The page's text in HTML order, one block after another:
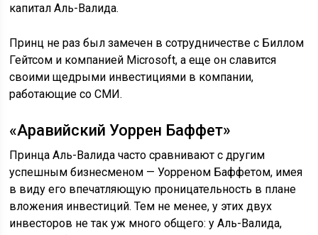
капитал Аль-Валида.
Принц не раз был замечен в сотрудничестве с Биллом
Гейтсом и компанией Microsoft, а еще он славится
своими щедрыми инвестициями в компании,
работающие со СМИ.
«Аравийский Уоррен Баффет»
Принца Аль-Валида часто сравнивают с другим
успешным бизнесменом — Уорреном Баффетом, имея
в виду его впечатляющую проницательность в плане
вложения инвестиций. Тем не менее, у этих двух
инвесторов не так уж много общего: у Аль-Валида,